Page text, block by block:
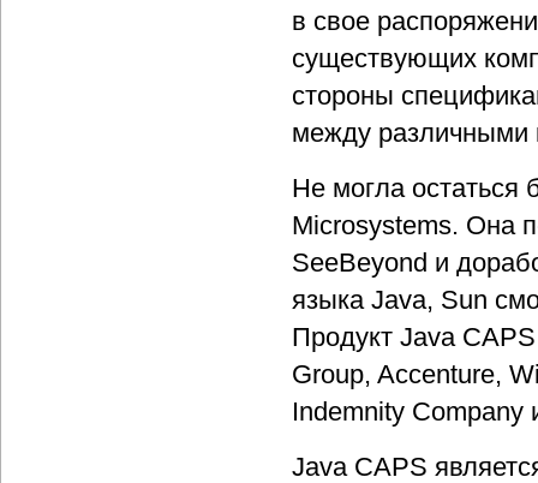
в свое
существующих
стороны
между
Не могла остаться
Microsystems. Она
SeeBeyond и
языка Java, Sun
Продукт Java
Group, Accenture,
Indemnity
Java CAPS